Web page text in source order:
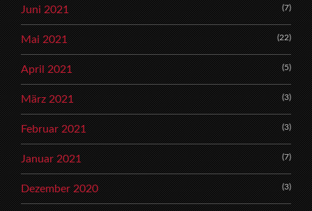
Juni 2021 (7)
Mai 2021 (22)
April 2021 (5)
März 2021 (3)
Februar 2021 (3)
Januar 2021 (7)
Dezember 2020 (3)